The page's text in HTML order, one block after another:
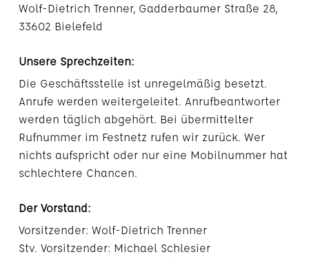
Wolf-Dietrich Trenner, Gadderbaumer Straße 28,
33602 Bielefeld
Unsere Sprechzeiten:
Die Geschäftsstelle ist unregelmäßig besetzt.
Anrufe werden weitergeleitet. Anrufbeantworter
werden täglich abgehört. Bei übermittelter
Rufnummer im Festnetz rufen wir zurück. Wer
nichts aufspricht oder nur eine Mobilnummer hat
schlechtere Chancen.
Der Vorstand:
Vorsitzender: Wolf-Dietrich Trenner
Stv. Vorsitzender: Michael Schlesier